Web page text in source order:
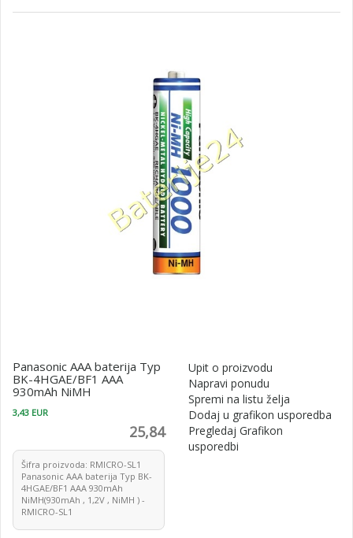
Panasonic AAA baterija Typ
BK-4HGAE/BF1 AAA
930mAh NiMH
3,43 EUR
25,84
Šifra proizvoda: RMICRO-SL1
Panasonic AAA baterija Typ BK-
4HGAE/BF1 AAA 930mAh
NiMH(930mAh , 1,2V , NiMH ) -
RMICRO-SL1
Upit o proizvodu
Napravi ponudu
Spremi na listu želja
Dodaj u grafikon usporedba
Pregledaj Grafikon
usporedbi